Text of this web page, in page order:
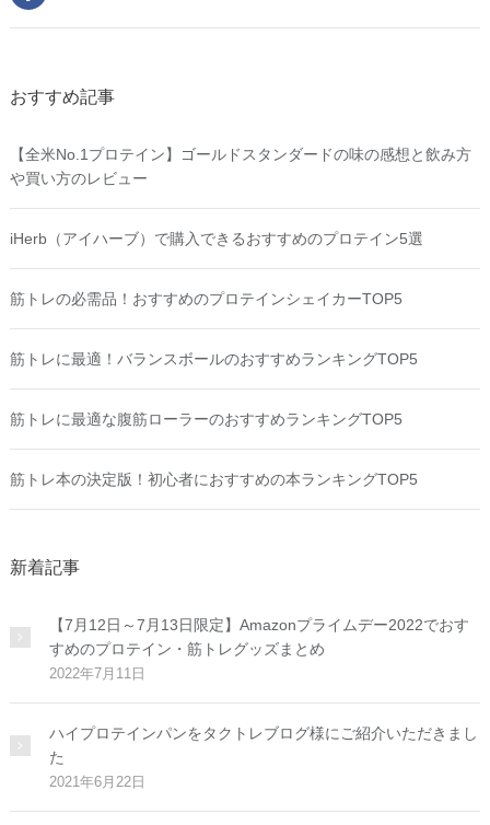
おすすめ記事
【全米No.1プロテイン】ゴールドスタンダードの味の感想と飲み方
や買い方のレビュー
iHerb（アイハーブ）で購入できるおすすめのプロテイン5選
筋トレの必需品！おすすめのプロテインシェイカーTOP5
筋トレに最適！バランスボールのおすすめランキングTOP5
筋トレに最適な腹筋ローラーのおすすめランキングTOP5
筋トレ本の決定版！初心者におすすめの本ランキングTOP5
新着記事
【7月12日～7月13日限定】Amazonプライムデー2022でおす
すめのプロテイン・筋トレグッズまとめ
2022年7月11日
ハイプロテインパンをタクトレブログ様にご紹介いただきまし
た
2021年6月22日